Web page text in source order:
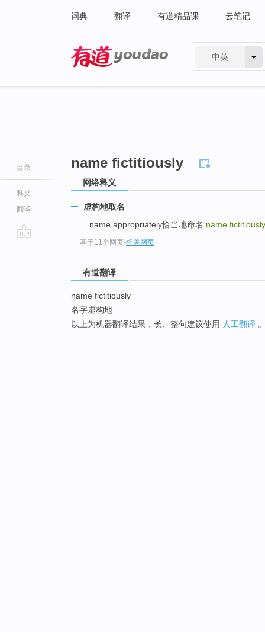
词典 翻译 有道精品课 云笔记
中英
目录
释义
翻译
name fictitiously
网络释义
虚构地取名
... name appropriately恰当地命名 name fictitiously
基于11个网页-相关网页
有道翻译
name fictitiously
名字虚构地
以上为机器翻译结果，长、整句建议使用 人工翻译